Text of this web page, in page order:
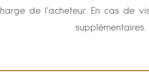
de l’acheteur. En cas de
supplémentaires.